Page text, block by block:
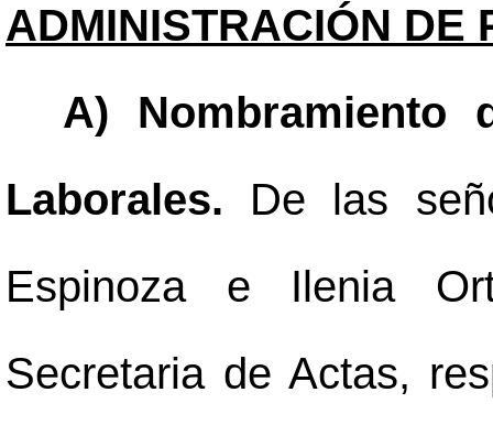
ADMINISTRACIÓN DE
A) Nombramiento
Laborales. De las
Espinoza e Ilenia
Secretaria de Actas,